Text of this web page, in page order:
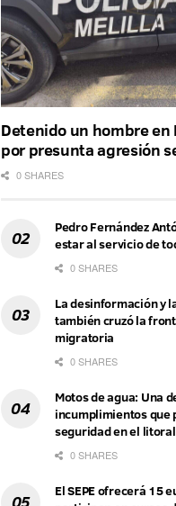
Detenido un hombre en
por presunta agresión
0 SHARES
Pedro Fernández
estar al servicio de
0 SHARES
La desinformación y
también cruzó la
migratoria
0 SHARES
Motos de agua: Una
incumplimientos que
seguridad en el
0 SHARES
El SEPE ofrecerá 15